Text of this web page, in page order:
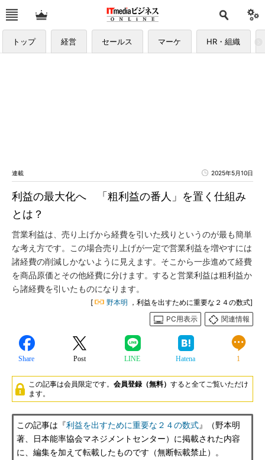
トップ 経営 セールス マーケ HR・組織
連載 2025年5月10日
利益の最大化へ 「粗利益の番人」を置く仕組み
とは？
営業利益は、売り上げから経費を引いた残りというのが最も簡単
な考え方です。この場合売り上げが一定で営業利益を増やすには
諸経費の削減しかないように見えます。そこから一歩進めて経費
を商品原価とその他経費に分けます。すると営業利益は粗利益か
ら諸経費を引いたものになります。
[ 野本明 ，利益を出すために重要な２４の数式]
PC用表示
関連情報
Share Post LINE Hatena 1
この記事は会員限定です。 会員登録（無料） すると全てご覧いただけ
ます。
この記事は『利益を出すために重要な２４の数式』（野本明
著、日本能率協会マネジメントセンター）に掲載された内容
に、編集を加えて転載したものです（無断転載禁止）。